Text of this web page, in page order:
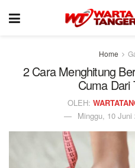
Home
2 Cara Menghitung
Cuma Dari
OLEH:
Minggu, 10